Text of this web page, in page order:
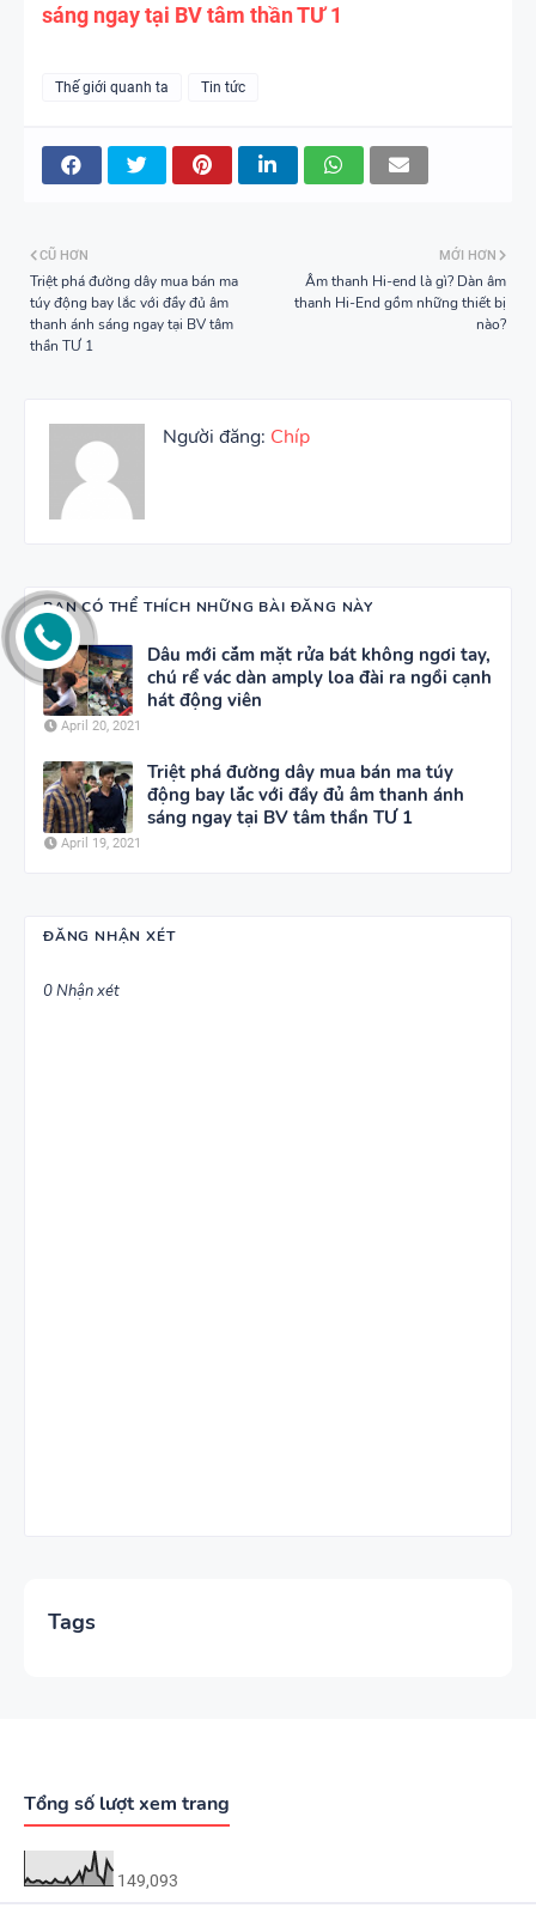
sáng ngay tại BV tâm thần TƯ 1
Thế giới quanh ta Tin tức
MỚI HƠN
Âm thanh Hi-end là gì? Dàn âm
thanh Hi-End gồm những thiết bị
nào?
CŨ HƠN
Triệt phá đường dây mua bán ma
túy động bay lắc với đầy đủ âm
thanh ánh sáng ngay tại BV tâm
thần TƯ 1
Người đăng: Chíp
BẠN CÓ THỂ THÍCH NHỮNG BÀI ĐĂNG NÀY
Dâu mới cắm mặt rửa bát không ngơi tay,
chú rể vác dàn amply loa đài ra ngồi cạnh
hát động viên
April 20, 2021
Triệt phá đường dây mua bán ma túy
động bay lắc với đầy đủ âm thanh ánh
sáng ngay tại BV tâm thần TƯ 1
April 19, 2021
ĐĂNG NHẬN XÉT
0 Nhận xét
Tags
Tổng số lượt xem trang
149,093